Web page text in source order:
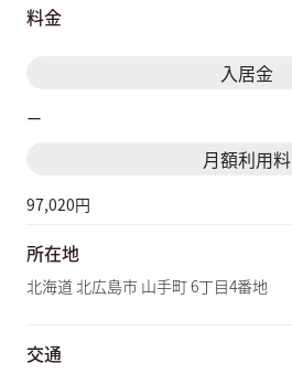
料金
入居金
ー
月額利用料
97,020円
所在地
北海道 北広島市 山手町 6丁目4番地
交通